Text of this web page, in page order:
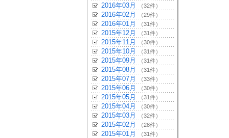
2016年03月 （32件）
2016年02月 （29件）
2016年01月 （31件）
2015年12月 （31件）
2015年11月 （30件）
2015年10月 （31件）
2015年09月 （31件）
2015年08月 （31件）
2015年07月 （33件）
2015年06月 （30件）
2015年05月 （31件）
2015年04月 （30件）
2015年03月 （32件）
2015年02月 （28件）
2015年01月 （31件）